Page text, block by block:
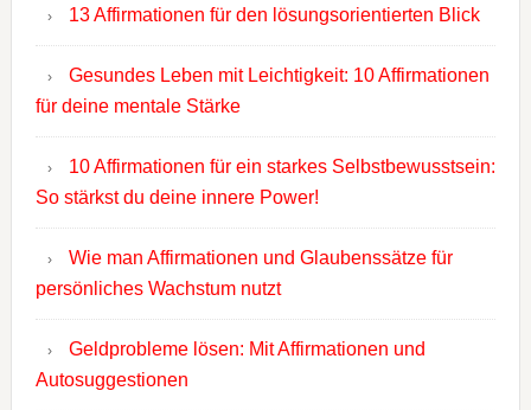
13 Affirmationen für den lösungsorientierten Blick
Gesundes Leben mit Leichtigkeit: 10 Affirmationen
für deine mentale Stärke
10 Affirmationen für ein starkes Selbstbewusstsein:
So stärkst du deine innere Power!
Wie man Affirmationen und Glaubenssätze für
persönliches Wachstum nutzt
Geldprobleme lösen: Mit Affirmationen und
Autosuggestionen